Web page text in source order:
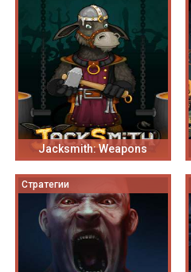
Jacksmith: Weapons
Стратегии